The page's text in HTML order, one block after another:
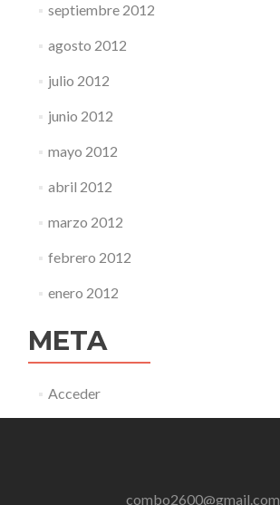
septiembre 2012
agosto 2012
julio 2012
junio 2012
mayo 2012
abril 2012
marzo 2012
febrero 2012
enero 2012
META
Acceder
combo2600@gmail.com